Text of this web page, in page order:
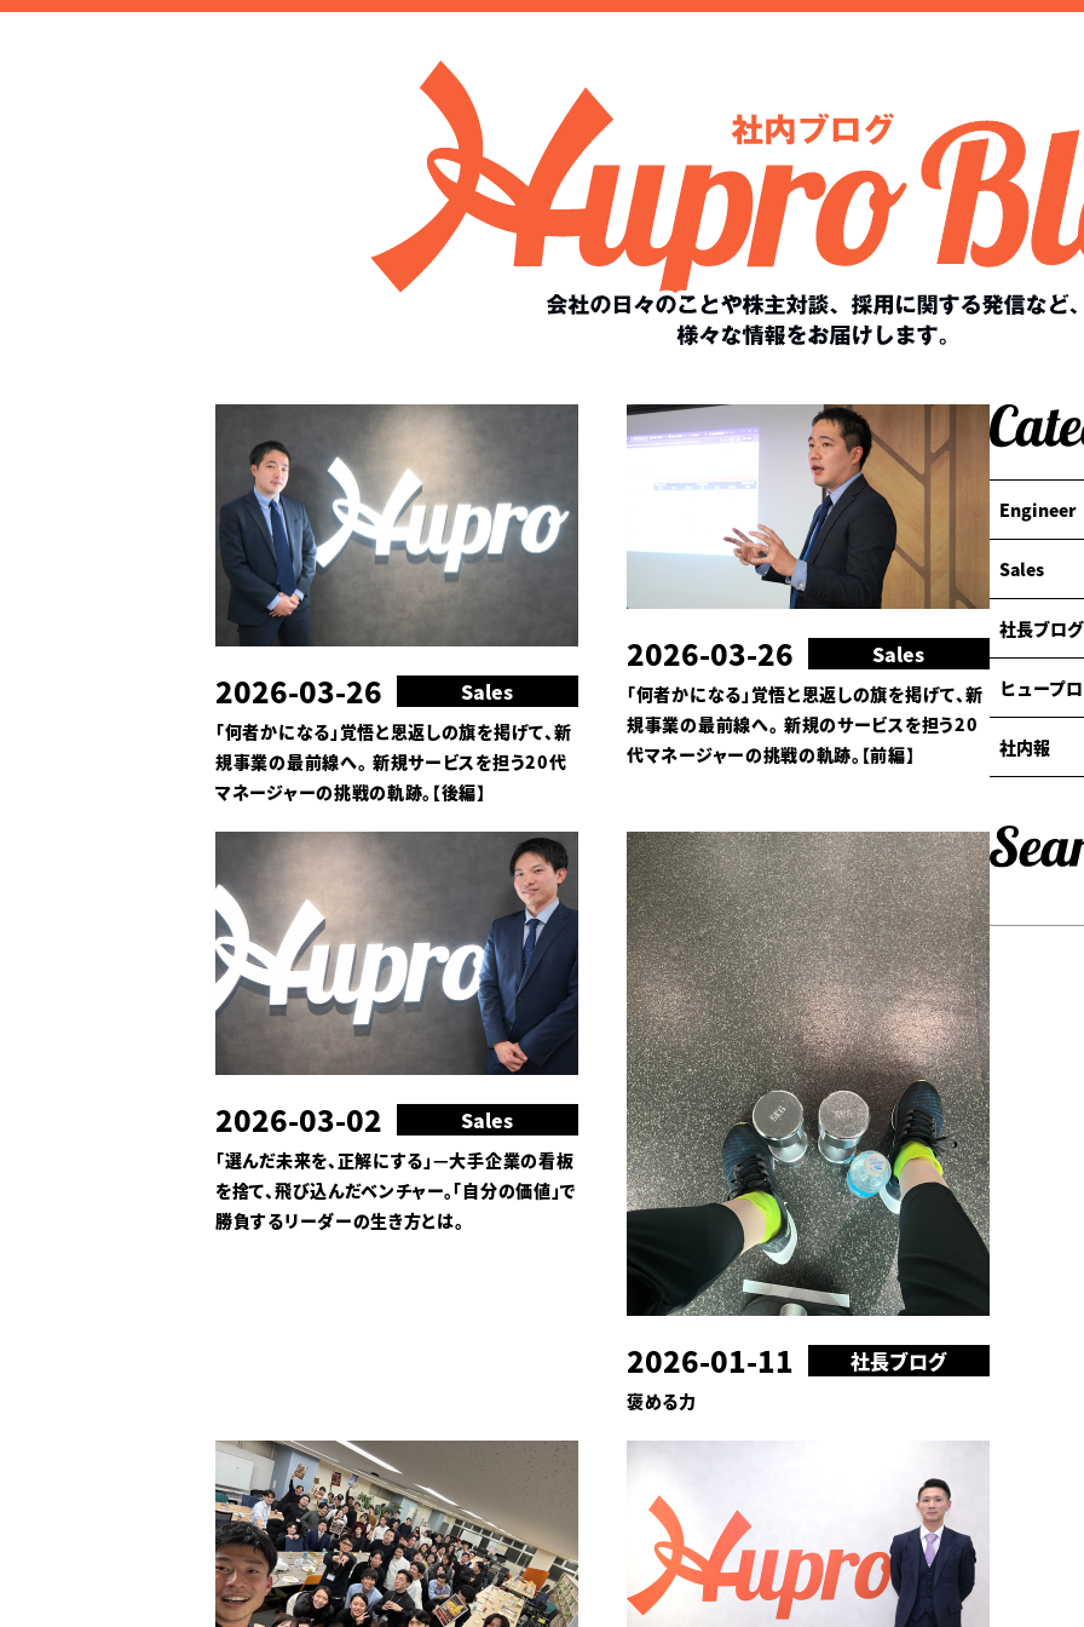
2026-03-26 Sales
「何者かになる」覚悟と恩返しの旗を掲げて、新
規事業の最前線へ。 新規サービスを担う20代
マネージャーの挑戦の軌跡。【後編】
2026-03-26 Sales
「何者かになる」覚悟と恩返しの旗を掲げて、新
規事業の最前線へ。 新規のサービスを担う20
代マネージャーの挑戦の軌跡。【前編】
2026-03-02 Sales
「選んだ未来を、正解にする」—大手企業の看板
を捨て、飛び込んだベンチャー。「自分の価値」で
勝負するリーダーの生き方とは。
2026-01-11 社長ブログ
褒める力
Engineer
Sales
社長ブログ
ヒュープ
社内報